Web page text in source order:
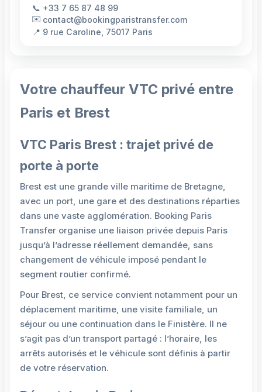
📞 +33 7 65 87 48 99
✉️ contact@bookingparistransfer.com
📍 9 rue Caroline, 75017 Paris
Votre chauffeur VTC privé entre
Paris et Brest
VTC Paris Brest : trajet privé de
porte à porte
Brest est une grande ville maritime de Bretagne,
avec un port, une gare et des destinations réparties
dans une vaste agglomération. Booking Paris
Transfer organise une liaison privée depuis Paris
jusqu’à l’adresse réellement demandée, sans
changement de véhicule imposé pendant le
segment routier confirmé.
Pour Brest, ce service convient notamment pour un
déplacement maritime, une visite familiale, un
séjour ou une continuation dans le Finistère. Il ne
s’agit pas d’un transport partagé : l’horaire, les
arrêts autorisés et le véhicule sont définis à partir
de votre réservation.